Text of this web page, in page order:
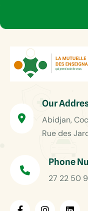
Our
Abidjan,
Rue des
Phone
27 22 50